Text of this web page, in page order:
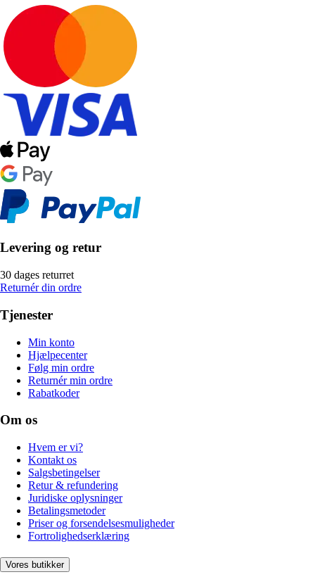
Levering og retur
30 dages returret
Returnér din ordre
Tjenester
Min konto
Hjælpecenter
Følg min ordre
Returnér min ordre
Rabatkoder
Om os
Hvem er vi?
Kontakt os
Salgsbetingelser
Retur & refundering
Juridiske oplysninger
Betalingsmetoder
Priser og forsendelsesmuligheder
Fortrolighedserklæring
Vores butikker